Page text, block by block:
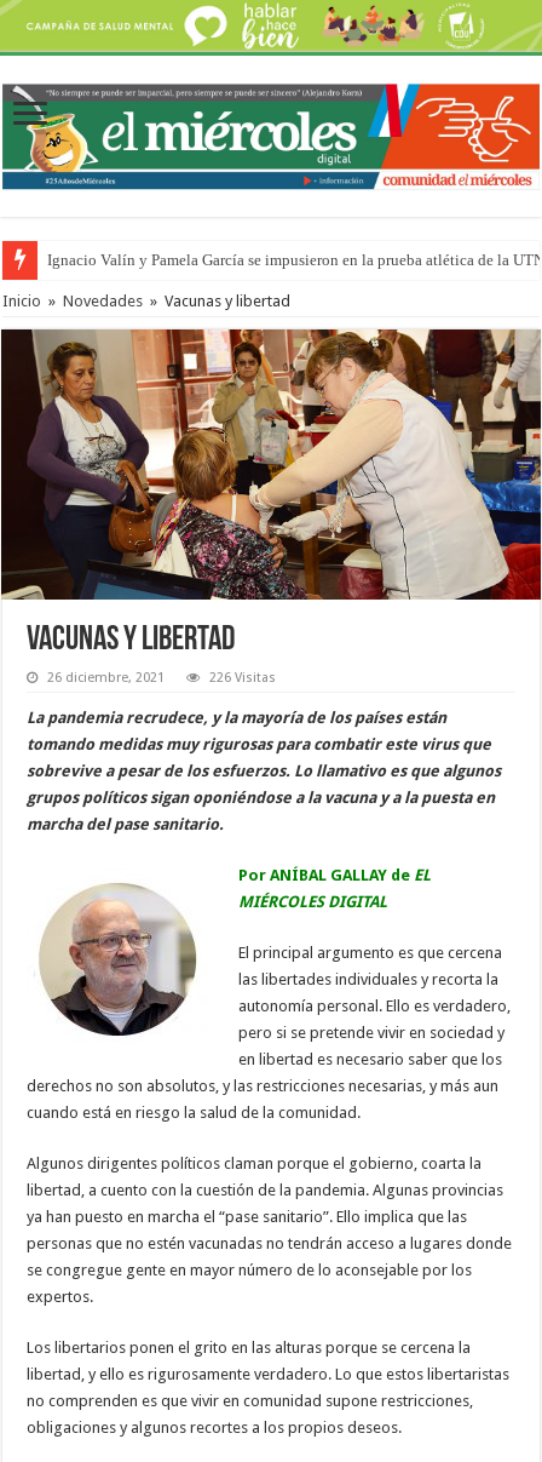
Ignacio Valín y Pamela García se impusieron en la prueba atlética de la
Traigo el litoral en mi canción: 100 años de Aníbal Sampayo
Inicio » Novedades » Vacunas y libertad
Vacunas y libertad
26 diciembre, 2021 226 Visitas
La pandemia recrudece, y la mayoría de los países están
tomando medidas muy rigurosas para combatir este virus que
sobrevive a pesar de los esfuerzos. Lo llamativo es que algunos
grupos políticos sigan oponiéndose a la vacuna y a la puesta en
marcha del pase sanitario.
Por ANÍBAL GALLAY de EL
MIÉRCOLES DIGITAL
El principal argumento es que cercena
las libertades individuales y recorta la
autonomía personal. Ello es verdadero,
pero si se pretende vivir en sociedad y
en libertad es necesario saber que los
derechos no son absolutos, y las restricciones necesarias, y más aun
cuando está en riesgo la salud de la comunidad.
Algunos dirigentes políticos claman porque el gobierno, coarta la
libertad, a cuento con la cuestión de la pandemia. Algunas provincias
ya han puesto en marcha el “pase sanitario”. Ello implica que las
personas que no estén vacunadas no tendrán acceso a lugares donde
se congregue gente en mayor número de lo aconsejable por los
expertos.
Los libertarios ponen el grito en las alturas porque se cercena la
libertad, y ello es rigurosamente verdadero. Lo que estos libertaristas
no comprenden es que vivir en comunidad supone restricciones,
obligaciones y algunos recortes a los propios deseos.